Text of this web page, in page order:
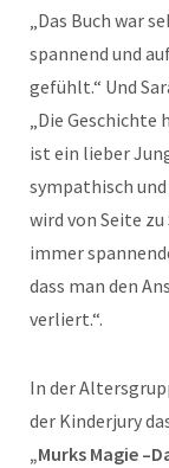
„Das Buch war
spannend und
gefühlt.“ Und
„Die Geschichte
ist ein lieber
sympathisch
wird von Seite zu
immer
dass man den
verliert.“.
In der
der Kinderjury
„Murks Magie